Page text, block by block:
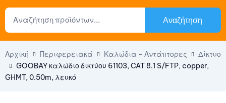
Αναζήτηση
Αρχική Περιφερειακά Καλώδια - Αντάπτορες
Δίκτυο
GOOBAY καλώδιο δικτύου 61103, CAT 8.1 S/FTP, copper,
GHMT, 0.50m, λευκό